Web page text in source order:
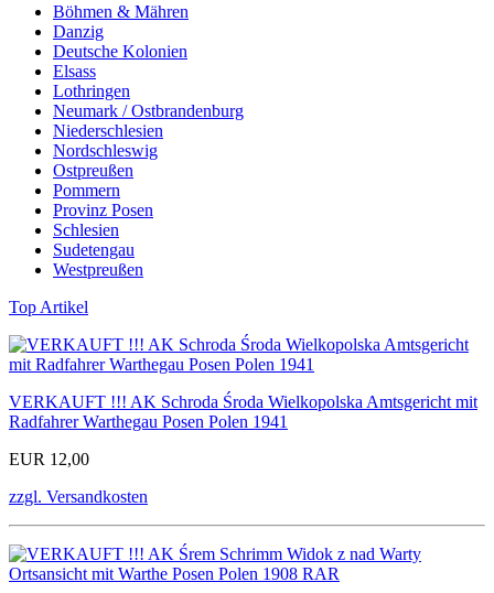
Böhmen & Mähren
Danzig
Deutsche Kolonien
Elsass
Lothringen
Neumark / Ostbrandenburg
Niederschlesien
Nordschleswig
Ostpreußen
Pommern
Provinz Posen
Schlesien
Sudetengau
Westpreußen
Top Artikel
VERKAUFT !!! AK Schroda Środa Wielkopolska Amtsgericht mit
Radfahrer Warthegau Posen Polen 1941
EUR 12,00
zzgl. Versandkosten